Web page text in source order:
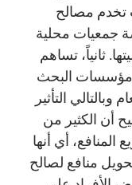
تخدم مصالح
محلية
ثانياً، تساهم
ومؤسسات البحث
التأثير
أن الكثير من
المنافع، أي أنها
منافع لصالح